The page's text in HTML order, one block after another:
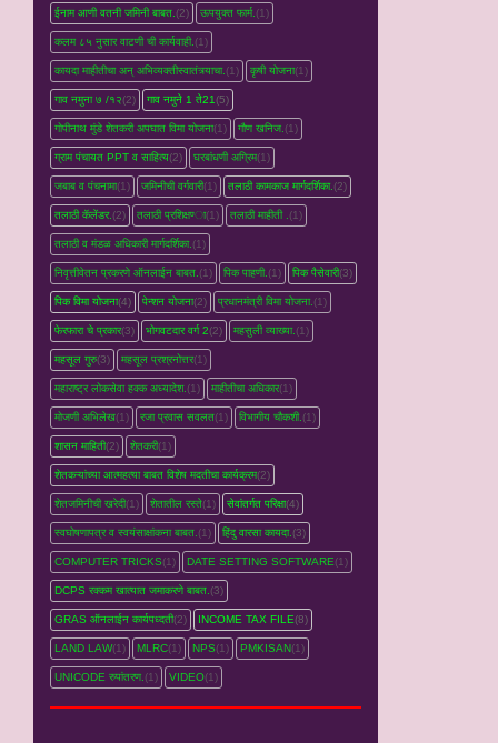
ईनाम आणी वतनी जमिनी बाबत. (2) ऊपयुक्त फार्म. (1)
कलम ८५ नुसार वाटणी ची कार्यवाही. (1)
कायदा माहीतीचा अन् अभिव्यक्तीस्वातंत्र्याचा. (1) कृषी योजना(1)
गाव नमुना ७ /१२(2) गाव नमुने 1 ते21(5)
गोपीनाथ मुंडे शेतकरी अपघात विमा योजना(1) गौण खनिज. (1)
ग्राम पंचायत PPT व साहित्य(2) घरबांधणी अग्रिम(1)
जबाब व पंचनामा(1) जमिनीची वर्गवारी(1) तलाठी कामकाज मार्गदर्शिका.(2)
तलाठी कॅलेंडर.(2) तलाठी प्रशिक्षण्‍ा(1) तलाठी माहीती . (1)
तलाठी व मंडळ अधिकारी मार्गदर्शिका. (1)
निवृत्तीवेतन प्रकरणे ऑनलाईन बाबत. (1) पिक पाहणी. (1) पिक पैसेवारी(3)
पिक विमा योजना(4) पेन्शन योजना(2) प्रधानमंत्री विमा योजना. (1)
फेरफारा चे प्रकार(3) भोगवटदार वर्ग 2(2) महसुली व्‍याख्‍या. (1)
महसूल गुरु(3) महसूल प्रश्रनोत्तर(1)
महाराष्ट्र लोकसेवा हक्क अध्यादेश. (1) माहीतीचा अधिकार(1)
मोजणी अभिलेख(1) रजा प्रवास सवलत(1) विभागीय चौकशी. (1)
शासन माहिती(2) शेतकरी(1)
शेतकऱ्यांच्‍या आत्महत्‍या बाबत विशेष मदतीचा कार्यक्रम(2)
शेतजमिनीची खरेदी(1) शेतातील रस्‍ते(1) सेवांतर्गत परिक्षा(4)
स्वघोषणापत्र व स्वयंसाक्षांकना बाबत. (1) हिंदु वारसा कायदा.(3)
COMPUTER TRICKS(1) DATE SETTING SOFTWARE(1)
DCPS रक्‍कम खात्‍यात जमाकरणे बाबत. (3)
GRAS ऑनलाईन कार्यपध्‍दती(2) INCOME TAX FILE(8)
LAND LAW(1) MLRC(1) NPS(1) PMKISAN(1)
UNICODE रुपांतरण. (1) VIDEO(1)